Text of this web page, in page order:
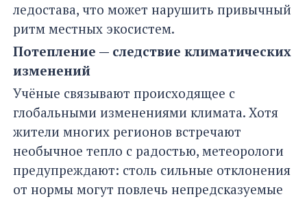
ледостава, что может нарушить привычный
ритм местных экосистем.
Потепление — следствие климатических
изменений
Учёные связывают происходящее с
глобальными изменениями климата. Хотя
жители многих регионов встречают
необычное тепло с радостью, метеорологи
предупреждают: столь сильные отклонения
от нормы могут повлечь непредсказуемые